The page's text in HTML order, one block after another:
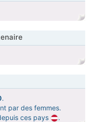
.
par des femmes.
ces pays
.